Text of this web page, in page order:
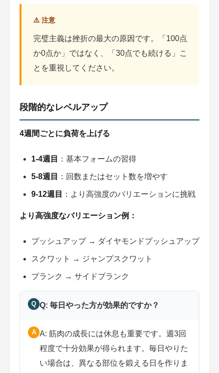
⚠️ 注意
完璧主義は挫折の最大の原因です。「100点
か0点か」ではなく、「30点でも続ける」こ
とを重視してください。
段階的なレベルアップ
4週間ごとに負荷を上げる
1-4週目 ：基本フォームの習得
5-8週目 ：回数またはセット数を増やす
9-12週目 ：より高強度のバリエーションに挑戦
より高強度なバリエーション例：
プッシュアップ → ダイヤモンドプッシュアップ
スクワット → ジャンプスクワット
プランク → サイドプランク
Q Q: 毎日やった方が効果的ですか？
A A: 筋肉の成長には休息も重要です。週3回
程度で十分効果が得られます。毎日やりた
い場合は、異なる部位を鍛える日を作りま